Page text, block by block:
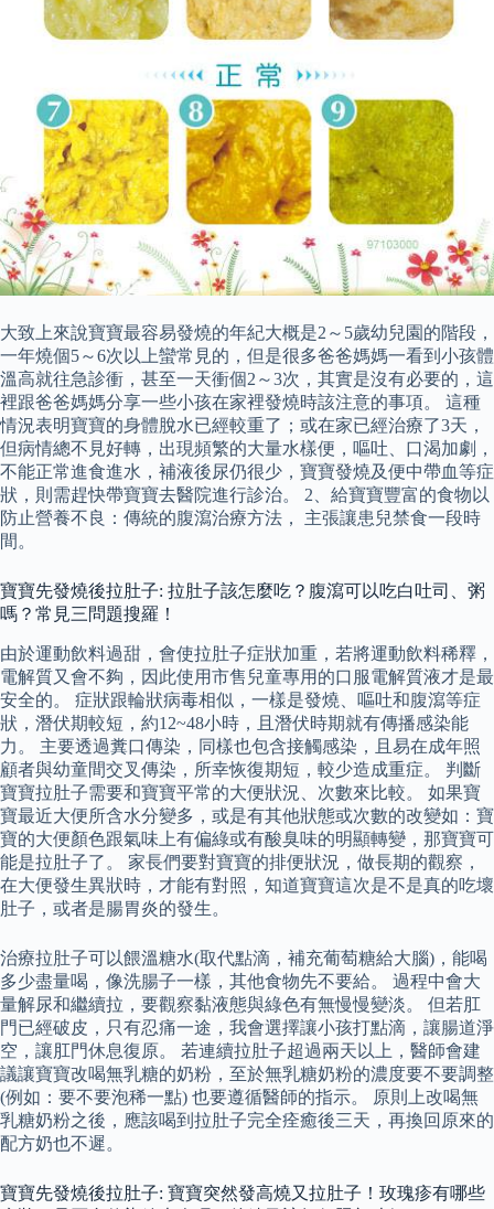
大致上來說寶寶最容易發燒的年紀大概是2～5歲幼兒園的階段，
一年燒個5～6次以上蠻常見的，但是很多爸爸媽媽一看到小孩體
溫高就往急診衝，甚至一天衝個2～3次，其實是沒有必要的，這
裡跟爸爸媽媽分享一些小孩在家裡發燒時該注意的事項。 這種
情況表明寶寶的身體脫水已經較重了；或在家已經治療了3天，
但病情總不見好轉，出現頻繁的大量水樣便，嘔吐、口渴加劇，
不能正常進食進水，補液後尿仍很少，寶寶發燒及便中帶血等症
狀，則需趕快帶寶寶去醫院進行診治。 2、給寶寶豐富的食物以
防止營養不良：傳統的腹瀉治療方法， 主張讓患兒禁食一段時
間。
寶寶先發燒後拉肚子: 拉肚子該怎麼吃？腹瀉可以吃白吐司、粥
嗎？常見三問題搜羅！
由於運動飲料過甜，會使拉肚子症狀加重，若將運動飲料稀釋，
電解質又會不夠，因此使用市售兒童專用的口服電解質液才是最
安全的。 症狀跟輪狀病毒相似，一樣是發燒、嘔吐和腹瀉等症
狀，潛伏期較短，約12~48小時，且潛伏時期就有傳播感染能
力。 主要透過糞口傳染，同樣也包含接觸感染，且易在成年照
顧者與幼童間交叉傳染，所幸恢復期短，較少造成重症。 判斷
寶寶拉肚子需要和寶寶平常的大便狀況、次數來比較。 如果寶
寶最近大便所含水分變多，或是有其他狀態或次數的改變如：寶
寶的大便顏色跟氣味上有偏綠或有酸臭味的明顯轉變，那寶寶可
能是拉肚子了。 家長們要對寶寶的排便狀況，做長期的觀察，
在大便發生異狀時，才能有對照，知道寶寶這次是不是真的吃壞
肚子，或者是腸胃炎的發生。
治療拉肚子可以餵溫糖水(取代點滴，補充葡萄糖給大腦)，能喝
多少盡量喝，像洗腸子一樣，其他食物先不要給。 過程中會大
量解尿和繼續拉，要觀察黏液態與綠色有無慢慢變淡。 但若肛
門已經破皮，只有忍痛一途，我會選擇讓小孩打點滴，讓腸道淨
空，讓肛門休息復原。 若連續拉肚子超過兩天以上，醫師會建
議讓寶寶改喝無乳糖的奶粉，至於無乳糖奶粉的濃度要不要調整
(例如：要不要泡稀一點) 也要遵循醫師的指示。 原則上改喝無
乳糖奶粉之後，應該喝到拉肚子完全痊癒後三天，再換回原來的
配方奶也不遲。
寶寶先發燒後拉肚子: 寶寶突然發高燒又拉肚子！玫瑰疹有哪些